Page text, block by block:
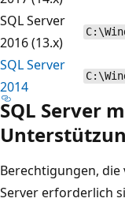
SQL Server
2016 (13.x)
SQL Server
2014
SQL Server
Berechtigungen,
Server erforderlich